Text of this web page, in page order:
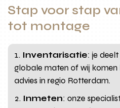
Stap voor stap
tot montage
Inventarisatie: je deelt
globale maten of wij komen
advies in regio Rotterdam.
Inmeten: onze